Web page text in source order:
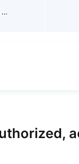
Модуль 4: Лідерство через зустрічі 1:1